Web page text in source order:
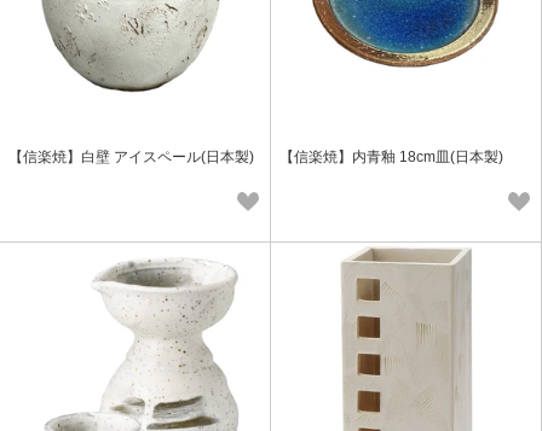
【信楽焼】白壁 アイスペール(日本製) 【信楽焼】内青釉 18cm皿(日本製)